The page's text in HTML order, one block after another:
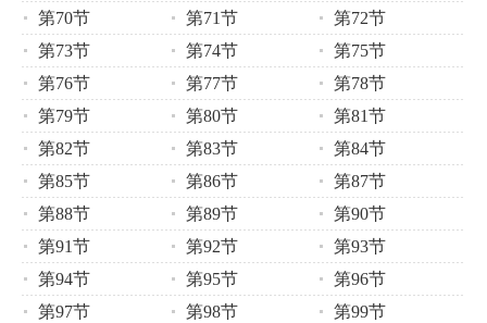
第70节
第71节
第72节
第73节
第74节
第75节
第76节
第77节
第78节
第79节
第80节
第81节
第82节
第83节
第84节
第85节
第86节
第87节
第88节
第89节
第90节
第91节
第92节
第93节
第94节
第95节
第96节
第97节
第98节
第99节